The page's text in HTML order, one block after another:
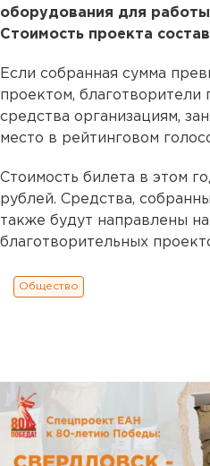
оборудования для работы
Стоимость проекта
Если собранная сумма
проектом, благотворители
средства организациям,
место в рейтинговом
Стоимость билета в этом
рублей. Средства,
также будут направлены
благотворительных
Общество